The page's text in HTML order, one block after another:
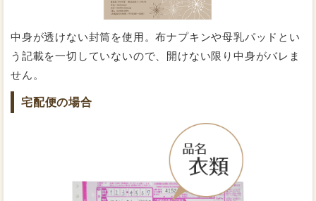
湿気は逃すのに水は逃さない特別な透湿防水布を採用し
ています。ムレにくいので快適に過ごすことができま
もっと詳しく知りたい方はこちら
中身が透けない封筒を使用。布ナプキンや母乳パッドとい
う記載を一切していないので、開けない限り中身がバレま
せん。
宅配便の場合